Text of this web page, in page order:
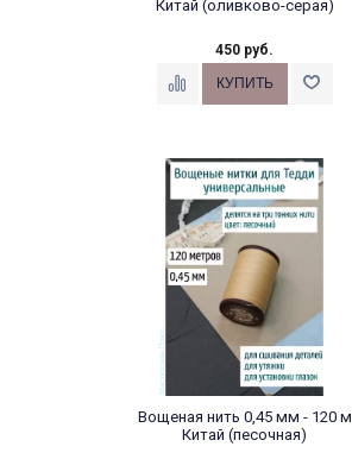
Китай (оливково-серая)
450 руб.
Вощеная нить 0,45 мм - 120 м
Китай (песочная)